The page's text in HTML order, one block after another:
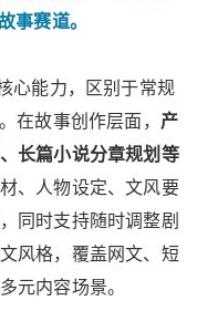
事赛道。
心能力，区别于常规
在故事创作层面， 产
长篇小说分章规划等
、人物设定、文风要
同时支持随时调整剧
风格，覆盖网文、短
元内容场景。